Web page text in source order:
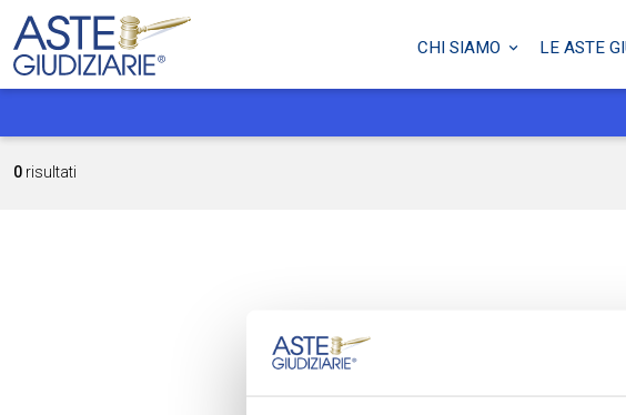
CHI SIAMO LE ASTE
0 risultati